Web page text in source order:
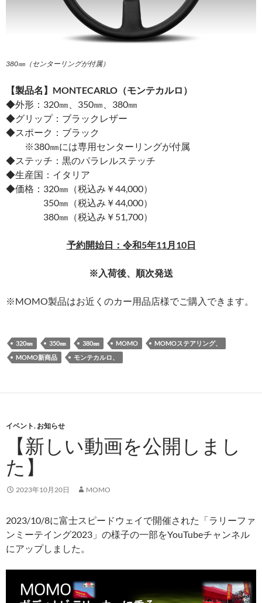
380㎜（センターリングが付属）
【製品名】MONTECARLO（モンテカルロ）
◆外形：320㎜、350㎜、380㎜
◆グリップ：ブラックレザー
◆スポーク：ブラック
※380㎜には専用センターリングが付属
◆ステッチ：黒のパラレルステッチ
◆生産国：イタリア
◆価格：320㎜（税込み￥44,000）
350㎜（税込み￥44,000）
380㎜（税込み￥51,700）
予約開始日：令和5年11月10日
※入荷後、順次発送
※MOMO製品はお近くのカー用品店様でご購入できます。
320㎜ 350㎜ 380㎜ MOMO
MOMOステアリング、
MOMO新商品
モンテカルロ、
イベント, お知らせ
【新しい動画を公開しまし
た】
2023年10月20日 MOMO
2023/10/8に富士スピードウェイで開催された「ラリーファ
ンミーテイング2023」の様子の一部をYouTubeチャンネル
にアップしました。